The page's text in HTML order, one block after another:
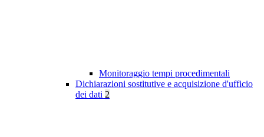
Monitoraggio tempi procedimentali
Dichiarazioni sostitutive e acquisizione d'ufficio
dei dati 2